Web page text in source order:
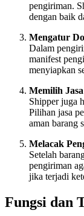
pengiriman.
dengan baik
Mengatur
Dalam
manifest
menyiapkan
Memilih
Shipper juga
Pilihan jasa
aman barang
Melacak
Setelah
pengiriman
jika terjadi
Fungsi dan